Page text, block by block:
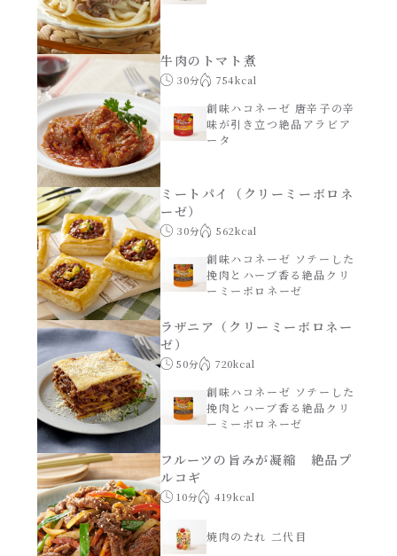
BBQ/キャンプ
炊飯器
ホットプレート
レンジ調理
お子さま
節分
ひなまつり
こどもの日
ハロウィン
運動会
クリスマス
ハコネーゼ 海老クリーム
ハコネーゼ ボロネーゼ
ハコネーゼ ポルチーニ
ハコネーゼ カルボナーラ
ハコネーゼ イカスミ
ハコネーゼ ボンゴレ
ハコネーゼ アラビアータ
ハコネーゼ クリーミーボロネーゼ
牛肉のトマト煮
30分 754kcal
創味ハコネーゼ 唐辛子の辛
味が引き立つ絶品アラビア
ータ
ミートパイ（クリーミーボロネ
ーゼ）
30分 562kcal
創味ハコネーゼ ソテーした
挽肉とハーブ香る絶品クリ
ーミーボロネーゼ
ラザニア（クリーミーボロネー
ゼ）
50分 720kcal
創味ハコネーゼ ソテーした
挽肉とハーブ香る絶品クリ
ーミーボロネーゼ
フルーツの旨みが凝縮 絶品プ
ルコギ
10分 419kcal
焼肉のたれ 二代目